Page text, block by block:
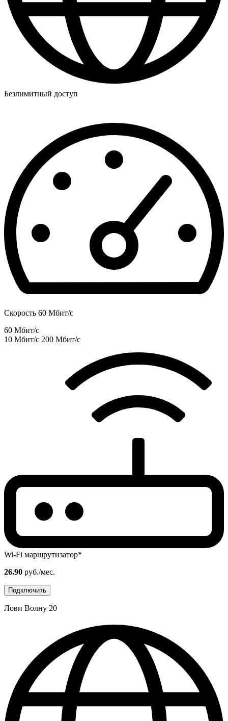
Безлимитный доступ
Скорость 60 Мбит/с
60 Мбит/с
10 Мбит/с 200 Мбит/с
Wi-Fi маршрутизатор*
26.90 руб./мес.
Подключить
Лови Волну 20